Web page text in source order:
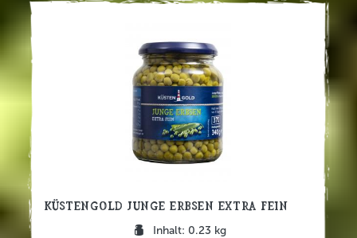
Küstengold Junge Erbsen extra fein
Inhalt: 0.23 kg